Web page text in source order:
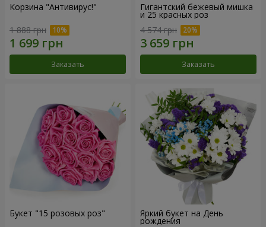
Корзина "Антивирус!"
1 888 грн
Заказать
Гигантский бежевый мишка
и 25 красных роз
4 574 грн
Заказать
Букет "15 розовых роз" Яркий букет на День
рождения